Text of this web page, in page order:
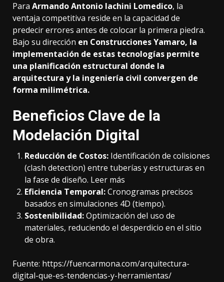
Para Armando Antonio Iachini Lomedico, la
ventaja competitiva reside en la capacidad de
predecir errores antes de colocar la primera piedra.
Bajo su dirección en Construcciones Yamaro, la
implementación de estas tecnologías permite
una planificación estructural donde la
arquitectura y la ingeniería civil convergen de
forma milimétrica.
Beneficios Clave de la
Modelación Digital
Reducción de Costos: Identificación de colisiones
(clash detection) entre tuberías y estructuras en
la fase de diseño. Leer más
Eficiencia Temporal:Cronogramas precisos
basados en simulaciones 4D (tiempo).
Sostenibilidad:Optimización del uso de
materiales, reduciendo el desperdicio en el sitio
de obra.
Fuente: https://fuencarmona.com/arquitectura-
digital-que-es-tendencias-y-herramientas/